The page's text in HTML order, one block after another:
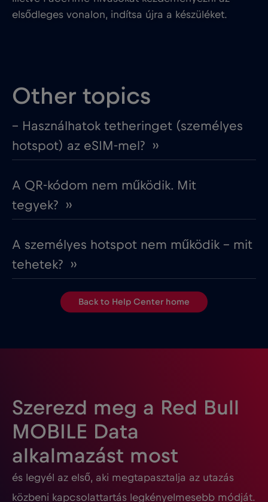
elsődleges vonalon, indítsa újra a készüléket.
Other topics
– Használhatok tetheringet (személyes
hotspot) az eSIM-mel? ››
A QR-kódom nem működik. Mit
tegyek? ››
A személyes hotspot nem működik – mit
tehetek? ››
Back to Help Center home
Szerezd meg a Red Bull
MOBILE Data
alkalmazást most
és legyél az első, aki megtapasztalja az utazás
közbeni kapcsolattartás legkényelmesebb módját.